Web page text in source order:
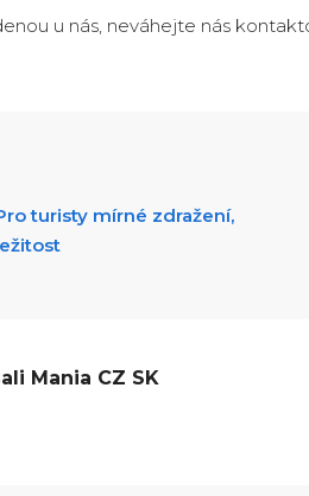
u nás, neváhejte nás
turisty mírné zdražení,
Mania CZ SK